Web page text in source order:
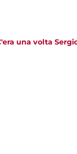
una volta